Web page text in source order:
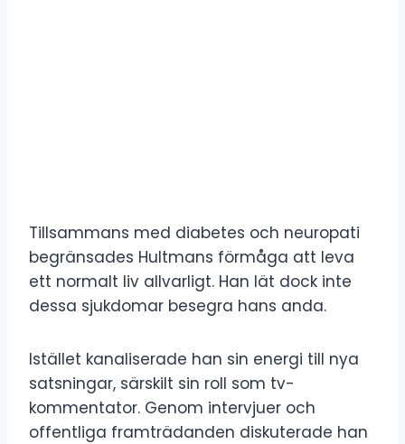
Tillsammans med diabetes och neuropati
begränsades Hultmans förmåga att leva
ett normalt liv allvarligt. Han lät dock inte
dessa sjukdomar besegra hans anda.
Istället kanaliserade han sin energi till nya
satsningar, särskilt sin roll som tv-
kommentator. Genom intervjuer och
offentliga framträdanden diskuterade han